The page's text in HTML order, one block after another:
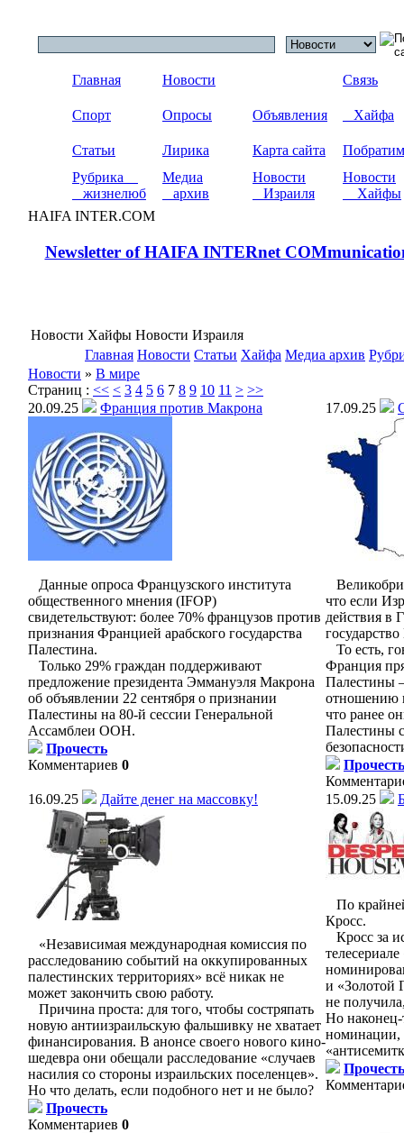
Главная Новости Связь
Спорт Опросы Объявления Хайфа
Статьи Лирика Карта сайта
Рубрика
жизнелюб
Медиа
архив
Новости
Израиля
Новости
Хайфы
HAIFA INTER.COM
Newsletter of HAIFA INTERnet
Новости Хайфы Новости Израиля
Главная Новости Статьи Хайфа Медиа архив
Новости » В мире
Страниц : << < 3 4 5 6 7 8 9 10 11 > >>
20.09.25
Франция против Макрона
Данные опроса Французского института
общественного мнения (IFOP)
свидетельствуют: более 70% французов против
признания Францией арабского государства
Палестина.
Только 29% граждан поддерживают
предложение президента Эммануэля Макрона
об объявлении 22 сентября о признании
Палестины на 80-й сессии Генеральной
Ассамблеи ООН.
Прочесть
Комментариев 0
17.09.25
что если
действия в
То есть,
Франция
Палестины
отношению
что ранее
Палестины
Прочесть
16.09.25
Дайте денег на массовку!
«Независимая международная комиссия по
расследованию событий на оккупированных
палестинских территориях» всё никак не
может закончить свою работу.
Причина проста: для того, чтобы состряпать
новую антиизраильскую фальшивку не хватает
финансирования. В анонсе своего нового кино-
шедевра они обещали расследование «случаев
насилия со стороны израильских поселенцев».
Но что делать, если подобного нет и не было?
Прочесть
Комментариев 0
15.09.25
По
Кросс.
Кросс за
и «Золотой
не
Но наконец-
номинации,
Прочесть